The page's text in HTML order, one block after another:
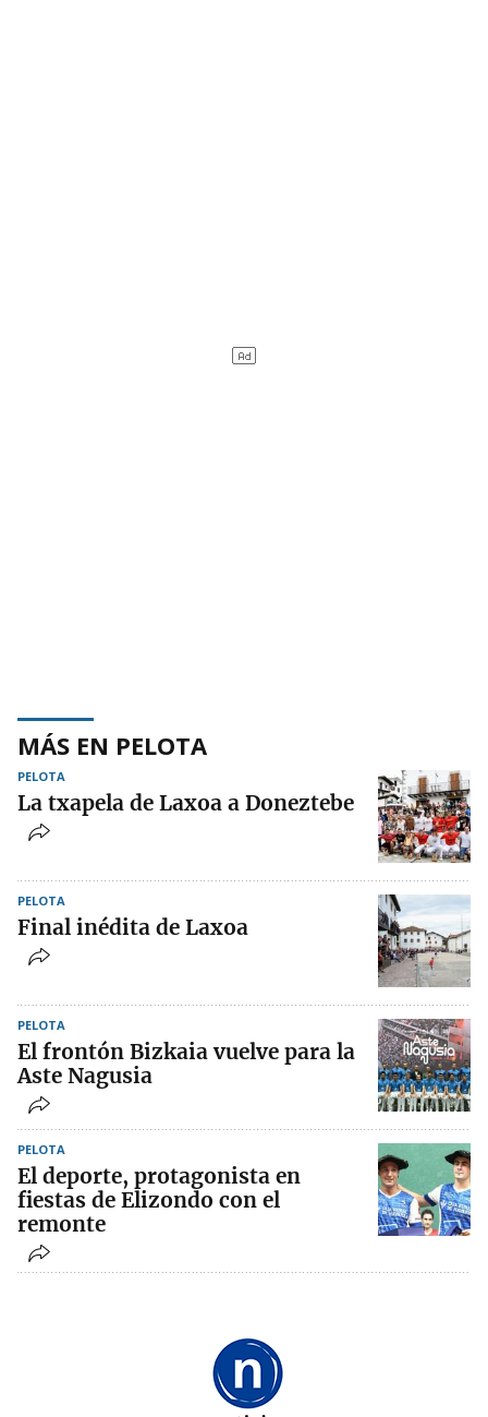
MÁS EN PELOTA
PELOTA
La txapela de Laxoa a Doneztebe
PELOTA
Final inédita de Laxoa
PELOTA
El frontón Bizkaia vuelve para la
Aste Nagusia
PELOTA
El deporte, protagonista en
fiestas de Elizondo con el
remonte